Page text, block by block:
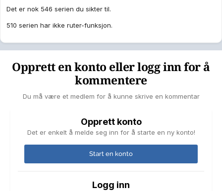
Det er nok 546 serien du sikter til.
510 serien har ikke ruter-funksjon.
Opprett en konto eller logg inn for å
kommentere
Du må være et medlem for å kunne skrive en kommentar
Opprett konto
Det er enkelt å melde seg inn for å starte en ny konto!
Start en konto
Logg inn